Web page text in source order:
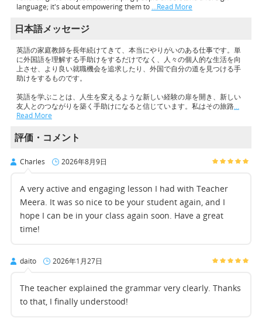
language; it's about empowering them to …Read More
日本語メッセージ
英語の家庭教師を長年続けてきて、本当にやりがいのある仕事です。単
に外国語を理解する手助けをするだけでなく、人々の個人的な生活を向
上させ、より良い就職機会を追求したり、外国で自分の道を見つける手
助けをするものです。
英語を学ぶことは、人生を変えるような新しい経験の扉を開き、新しい
友人とのつながりを築く手助けになると信じています。私はその旅路…
Read More
評価・コメント
Charles 2026年8月9日
A very active and engaging lesson I had with Teacher
Meera. It was so nice to be your student again, and I
hope I can be in your class again soon. Have a great
time!
daito 2026年1月27日
The teacher explained the grammar very clearly. Thanks
to that, I finally understood!